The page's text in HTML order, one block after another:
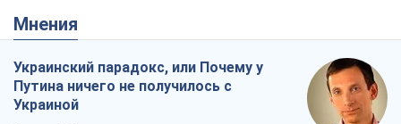
Мнения
Украинский парадокс, или Почему у
Путина ничего не получилось с
Украиной